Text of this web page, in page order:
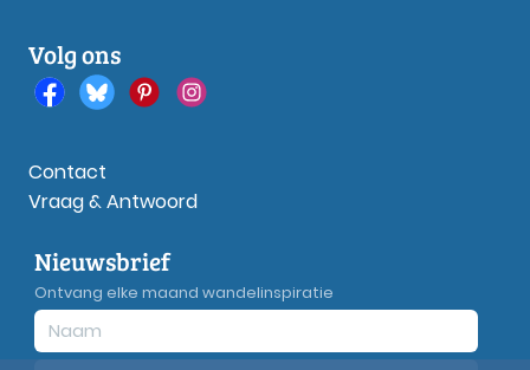
Volg ons
Contact
Vraag & Antwoord
Nieuwsbrief
Ontvang elke maand wandelinspiratie